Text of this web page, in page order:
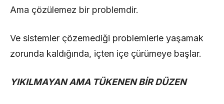
Ama çözülemez bir problemdir.
Ve sistemler çözemediği problemlerle yaşamak
zorunda kaldığında, içten içe çürümeye başlar.
YIKILMAYAN AMA TÜKENEN BİR DÜZEN